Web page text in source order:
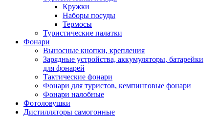
Кружки
Наборы посуды
Термосы
Туристические палатки
Фонари
Выносные кнопки, крепления
Зарядные устройства, аккумуляторы, батарейки
для фонарей
Тактические фонари
Фонари для туристов, кемпинговые фонари
Фонари налобные
Фотоловушки
Дистилляторы самогонные